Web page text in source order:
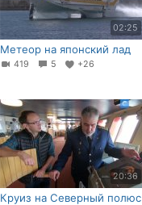
02:25
Метеор на японский лад
419 5 +26
20:36
Круиз на Северный полюс